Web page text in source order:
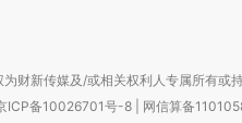
财新传媒及/或相关权利人专属所有或
ICP备10026701号-8 网信算备